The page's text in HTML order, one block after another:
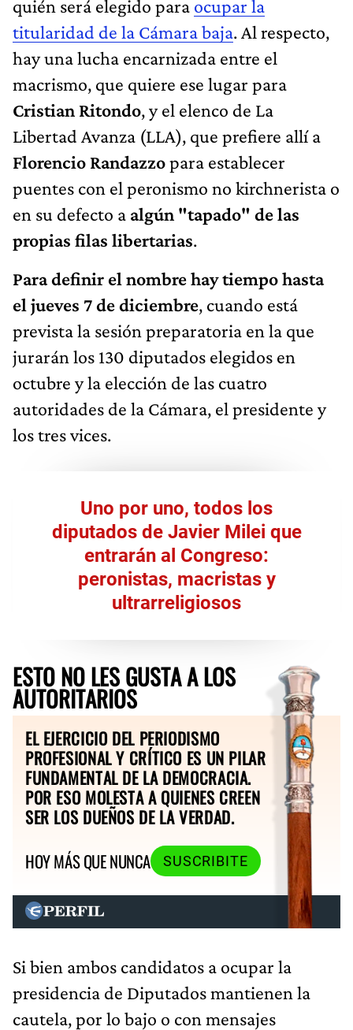
quién será elegido para ocupar la
titularidad de la Cámara baja. Al respecto,
hay una lucha encarnizada entre el
macrismo, que quiere ese lugar para
Cristian Ritondo, y el elenco de La
Libertad Avanza (LLA), que prefiere allí a
Florencio Randazzopara establecer
puentes con el peronismo no kirchnerista o
en su defecto a algún "tapado" de las
propias filas libertarias.
Para definir el nombre hay tiempo hasta
el jueves 7 de diciembre, cuando está
prevista la sesión preparatoria en la que
jurarán los 130 diputados elegidos en
octubre y la elección de las cuatro
autoridades de la Cámara, el presidente y
los tres vices.
Uno por uno, todos los
diputados de Javier Milei que
entrarán al Congreso:
peronistas, macristas y
ultrarreligiosos
ESTO NO LES GUSTA A LOS
AUTORITARIOS
EL EJERCICIO DEL PERIODISMO
PROFESIONAL Y CRÍTICO ES UN PILAR
FUNDAMENTAL DE LA DEMOCRACIA.
POR ESO MOLESTA A QUIENES CREEN
SER LOS DUEÑOS DE LA VERDAD.
HOY MÁS QUE NUNCA
SUSCRIBITE
Si bien ambos candidatos a ocupar la
presidencia de Diputados mantienen la
cautela, por lo bajo o con mensajes